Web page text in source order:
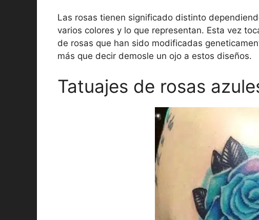
Las rosas tienen significado distinto
varios colores y lo que representan. Esta vez
de rosas que han sido modificadas
más que decir demosle un ojo a estos diseños.
Tatuajes de rosas